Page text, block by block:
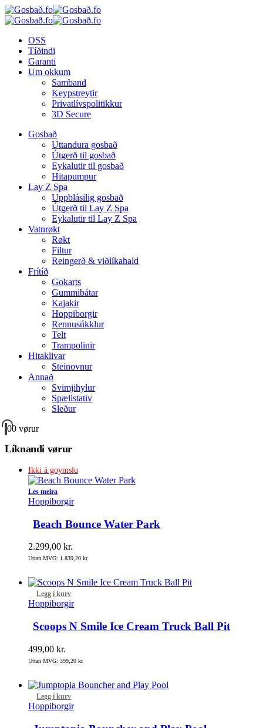
OSS
Tíðindi
Garanti
Um okkum
Samband
Keypstreytir
Privatlívspolitikkur
3D Secure
Gosbað
Uttandura gosbað
Útgerð til gosbað
Eykalutir til gosbað
Hitapumpur
Lay Z Spa
Uppblásilig gosbað
Útgerð til Lay Z Spa
Eykalutir til Lay Z Spa
Vatnrøkt
Røkt
Filtur
Reingerð & viðlíkahald
Frítíð
Gokarts
Gummibátar
Kajakir
Hoppiborgir
Rennusúkklur
Telt
Trampolinir
Hitaklivar
Steinovnur
Annað
Svimjihylur
Spælistativ
Sleður
00 vørur
Líknandi vørur
Ikki á goymslu
Les meira
Hoppiborgir
Beach Bounce Water Park
2.299,00 kr.
Uttan MVG: 1.839,20 kr.
Legg í kurv
Hoppiborgir
Scoops N Smile Ice Cream Truck Ball Pit
499,00 kr.
Uttan MVG: 399,20 kr.
Legg í kurv
Hoppiborgir